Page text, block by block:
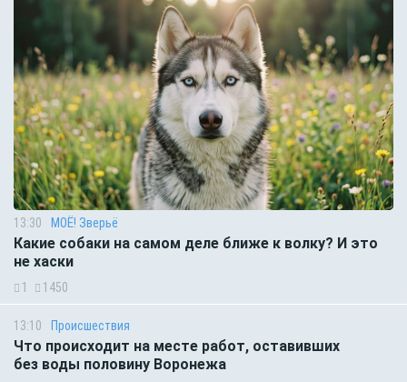
13:30 МОЁ! Зверьё
Какие собаки на самом деле ближе к волку? И это
не хаски
1 1450
13:10 Происшествия
Что происходит на месте работ, оставивших
без воды половину Воронежа